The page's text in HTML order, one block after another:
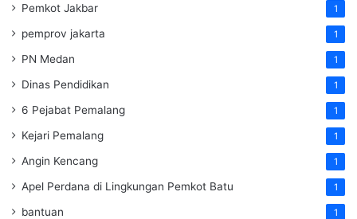
Pemkot Jakbar 1
pemprov jakarta 1
PN Medan 1
Dinas Pendidikan 1
6 Pejabat Pemalang 1
Kejari Pemalang 1
Angin Kencang 1
Apel Perdana di Lingkungan Pemkot Batu 1
bantuan 1